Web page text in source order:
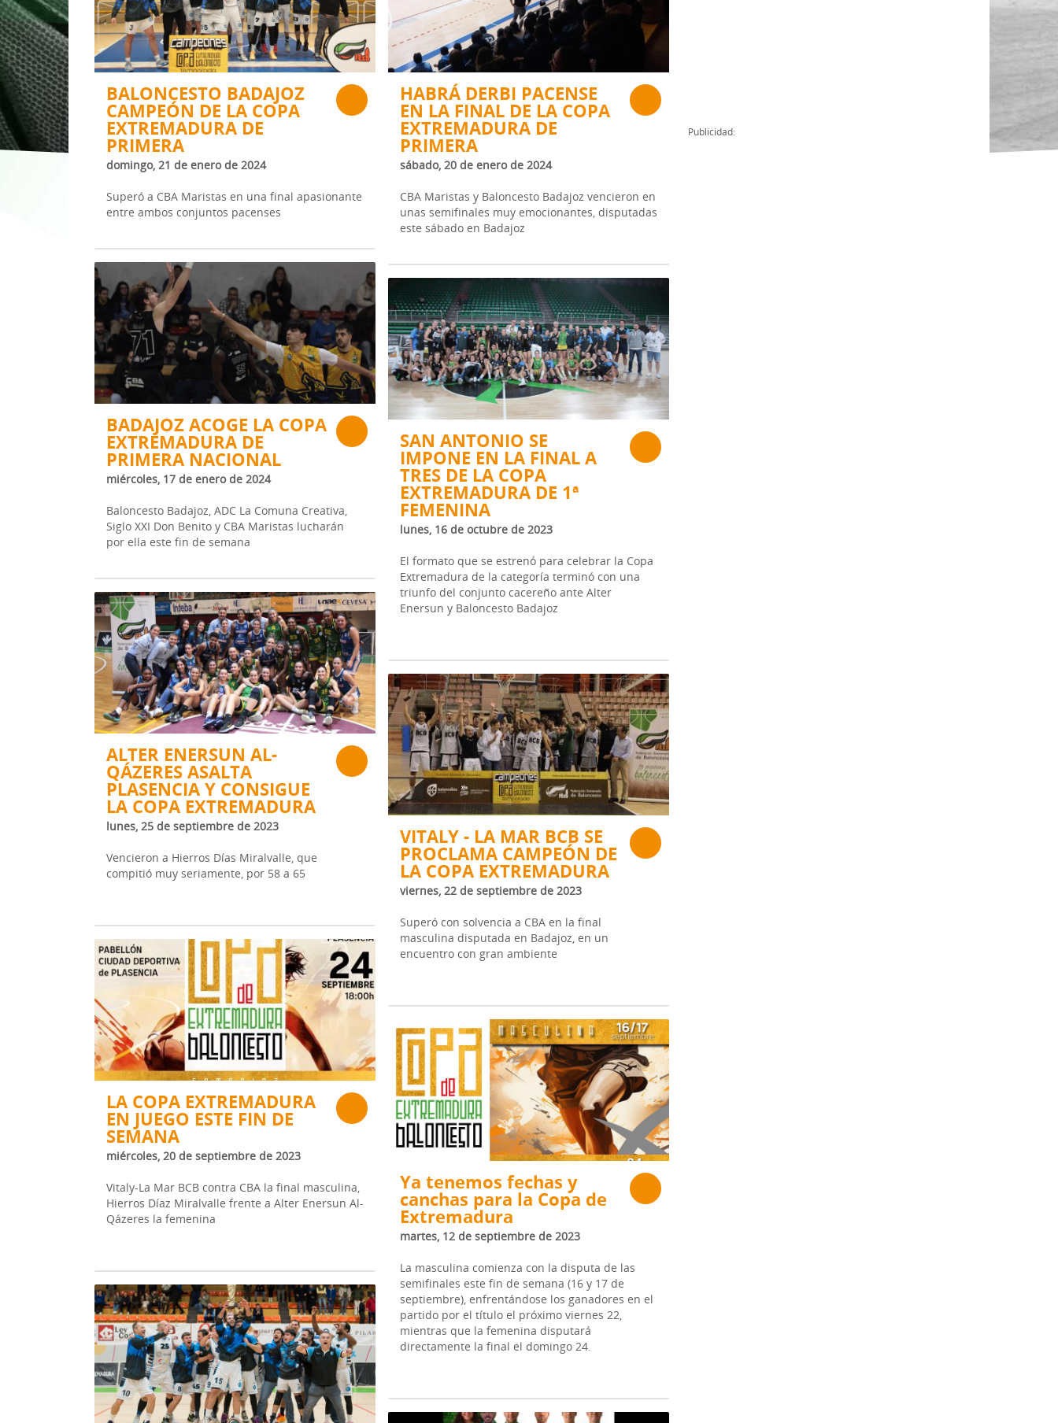
1ª División Nacional
3x3
Copa de Extremadura
Torneos Amistosos
Formación Continua/Permanente
Clinic Entrenadores
Tarifas
Subvenciones
BALONCESTO BADAJOZ
CAMPEÓN DE LA COPA
EXTREMADURA DE
PRIMERA
domingo, 21 de enero de 2024
Superó a CBA Maristas en una final apasionante
entre ambos conjuntos pacenses
HABRÁ DERBI PACENSE
EN LA FINAL DE LA COPA
EXTREMADURA DE
PRIMERA
sábado, 20 de enero de 2024
CBA Maristas y Baloncesto Badajoz vencieron en
unas semifinales muy emocionantes, disputadas
este sábado en Badajoz
BADAJOZ ACOGE LA COPA
EXTREMADURA DE
PRIMERA NACIONAL
miércoles, 17 de enero de 2024
Baloncesto Badajoz, ADC La Comuna Creativa,
Siglo XXI Don Benito y CBA Maristas lucharán
por ella este fin de semana
SAN ANTONIO SE
IMPONE EN LA FINAL A
TRES DE LA COPA
EXTREMADURA DE 1ª
FEMENINA
lunes, 16 de octubre de 2023
El formato que se estrenó para celebrar la Copa
Extremadura de la categoría terminó con una
triunfo del conjunto cacereño ante Alter
Enersun y Baloncesto Badajoz
ALTER ENERSUN AL-
QÁZERES ASALTA
PLASENCIA Y CONSIGUE
LA COPA EXTREMADURA
lunes, 25 de septiembre de 2023
Vencieron a Hierros Días Miralvalle, que
compitió muy seriamente, por 58 a 65
VITALY - LA MAR BCB SE
PROCLAMA CAMPEÓN DE
LA COPA EXTREMADURA
viernes, 22 de septiembre de 2023
Superó con solvencia a CBA en la final
masculina disputada en Badajoz, en un
encuentro con gran ambiente
LA COPA EXTREMADURA
EN JUEGO ESTE FIN DE
SEMANA
miércoles, 20 de septiembre de 2023
Vitaly-La Mar BCB contra CBA la final masculina,
Hierros Díaz Miralvalle frente a Alter Enersun Al-
Qázeres la femenina
Ya tenemos fechas y
canchas para la Copa de
Extremadura
martes, 12 de septiembre de 2023
La masculina comienza con la disputa de las
semifinales este fin de semana (16 y 17 de
septiembre), enfrentándose los ganadores en el
partido por el título el próximo viernes 22,
mientras que la femenina disputará
directamente la final el domingo 24.
Publicidad: